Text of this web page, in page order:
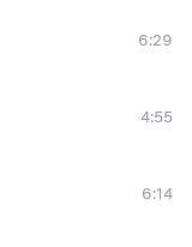
6:29
4:55
6:14